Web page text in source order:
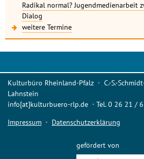
Radikal normal? Jugendmedienarbeit
Dialog
weitere Termine
Kulturbüro Rheinland-Pfalz · C.-S.-
Lahnstein
info[at]kulturbuero-rlp.de · Tel. 0 26 21 /
Impressum · Datenschutzerklärung
gefördert von